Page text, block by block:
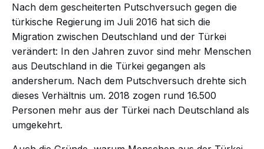
Nach dem gescheiterten Putschversuch gegen die
türkische Regierung im Juli 2016 hat sich die
Migration zwischen Deutschland und der Türkei
verändert: In den Jahren zuvor sind mehr Menschen
aus Deutschland in die Türkei gegangen als
andersherum. Nach dem Putschversuch drehte sich
dieses Verhältnis um. 2018 zogen rund 16.500
Personen mehr aus der Türkei nach Deutschland als
umgekehrt.